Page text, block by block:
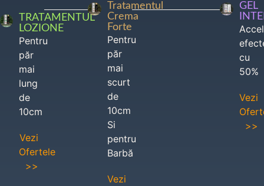
TRATAMENTUL
LOZIONE
Pentru
păr
mai
lung
de
10cm
Vezi
Ofertele
>>
Tratamentul
Crema
Forte
Pentru
păr
mai
scurt
de
10cm
Si
pentru
Barbă
Vezi
GEL
cu
50%
Vezi
>>